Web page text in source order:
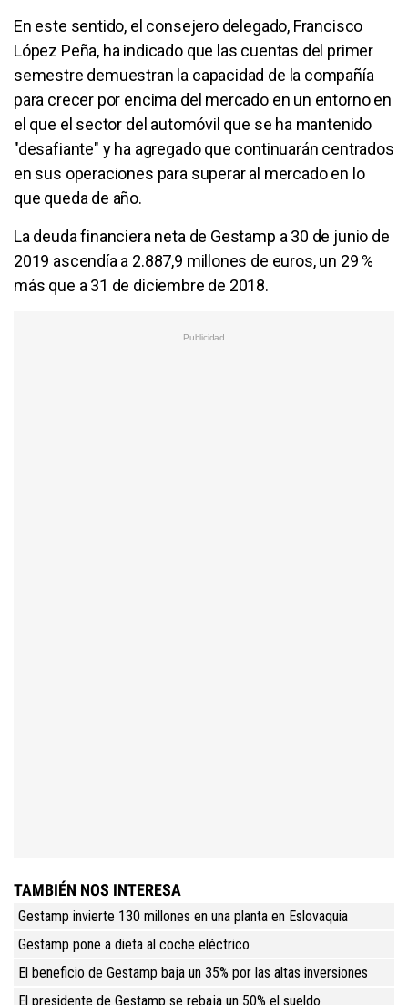
En este sentido, el consejero delegado, Francisco
López Peña, ha indicado que las cuentas del primer
semestre demuestran la capacidad de la compañía
para crecer por encima del mercado en un entorno en
el que el sector del automóvil que se ha mantenido
"desafiante" y ha agregado que continuarán centrados
en sus operaciones para superar al mercado en lo
que queda de año.
La deuda financiera neta de Gestamp a 30 de junio de
2019 ascendía a 2.887,9 millones de euros, un 29 %
más que a 31 de diciembre de 2018.
TAMBIÉN NOS INTERESA
Gestamp invierte 130 millones en una planta en Eslovaquia
Gestamp pone a dieta al coche eléctrico
El beneficio de Gestamp baja un 35% por las altas inversiones
El presidente de Gestamp se rebaja un 50% el sueldo